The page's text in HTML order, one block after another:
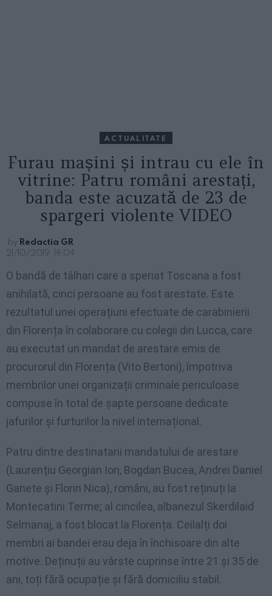
ACTUALITATE
Furau mașini și intrau cu ele în
vitrine: Patru români arestați,
banda este acuzată de 23 de
spargeri violente VIDEO
by Redactia GR
21/10/2019, 14:04
O bandă de tâlhari care a speriat Toscana a fost
anihilată, cinci persoane au fost arestate. Este
rezultatul unei operațiuni efectuate de carabinierii
din Florența în colaborare cu colegii din Lucca, care
au executat un mandat de arestare emis de
procurorul din Florența (Vito Bertoni), împotriva
membrilor unei organizații criminale periculoase
compuse în total de șapte persoane dedicate
jafurilor și furturilor la nivel internațional.
Patru dintre destinatarii mandatului de arestare
(Laurențiu Georgian Ion, Bogdan Bucea, Andrei Daniel
Ganete și Florin Nica), români, au fost reținuți la
Montecatini Terme; al cincilea, albanezul Skerdilaid
Selmanaj, a fost blocat la Florența. Ceilalți doi
membri ai bandei erau deja în închisoare din alte
motive. Deținuții au vârste cuprinse între 21 și 35 de
ani, toți fără ocupație și fără domiciliu stabil.